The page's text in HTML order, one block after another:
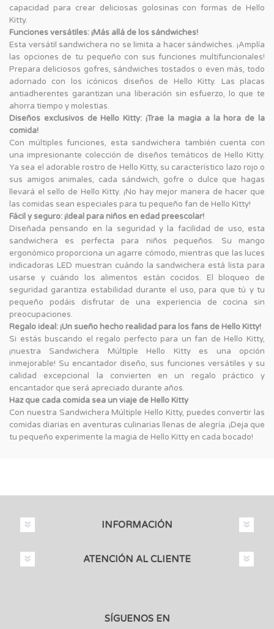
capacidad para crear deliciosas golosinas con formas de Hello
Kitty.
Funciones versátiles: ¡Más allá de los sándwiches!
Esta versátil sandwichera no se limita a hacer sándwiches. ¡Amplía
las opciones de tu pequeño con sus funciones multifuncionales!
Prepara deliciosos gofres, sándwiches tostados o even más, todo
adornado con los icónicos diseños de Hello Kitty. Las placas
antiadherentes garantizan una liberación sin esfuerzo, lo que te
ahorra tiempo y molestias.
Diseños exclusivos de Hello Kitty: ¡Trae la magia a la hora de la
comida!
Con múltiples funciones, esta sandwichera también cuenta con
una impresionante colección de diseños temáticos de Hello Kitty.
Ya sea el adorable rostro de Hello Kitty, su característico lazo rojo o
sus amigos animales, cada sándwich, gofre o dulce que hagas
llevará el sello de Hello Kitty. ¡No hay mejor manera de hacer que
las comidas sean especiales para tu pequeño fan de Hello Kitty!
Fácil y seguro: ¡Ideal para niños en edad preescolar!
Diseñada pensando en la seguridad y la facilidad de uso, esta
sandwichera es perfecta para niños pequeños. Su mango
ergonómico proporciona un agarre cómodo, mientras que las luces
indicadoras LED muestran cuándo la sandwichera está lista para
usarse y cuándo los alimentos están cocidos. El bloqueo de
seguridad garantiza estabilidad durante el uso, para que tú y tu
pequeño podáis disfrutar de una experiencia de cocina sin
preocupaciones.
Regalo ideal: ¡Un sueño hecho realidad para los fans de Hello Kitty!
Si estás buscando el regalo perfecto para un fan de Hello Kitty,
¡nuestra Sandwichera Múltiple Hello Kitty es una opción
inmejorable! Su encantador diseño, sus funciones versátiles y su
calidad excepcional la convierten en un regalo práctico y
encantador que será apreciado durante años.
Haz que cada comida sea un viaje de Hello Kitty
Con nuestra Sandwichera Múltiple Hello Kitty, puedes convertir las
comidas diarias en aventuras culinarias llenas de alegría. ¡Deja que
tu pequeño experimente la magia de Hello Kitty en cada bocado!
INFORMACIÓN
ATENCIÓN AL CLIENTE
SÍGUENOS EN